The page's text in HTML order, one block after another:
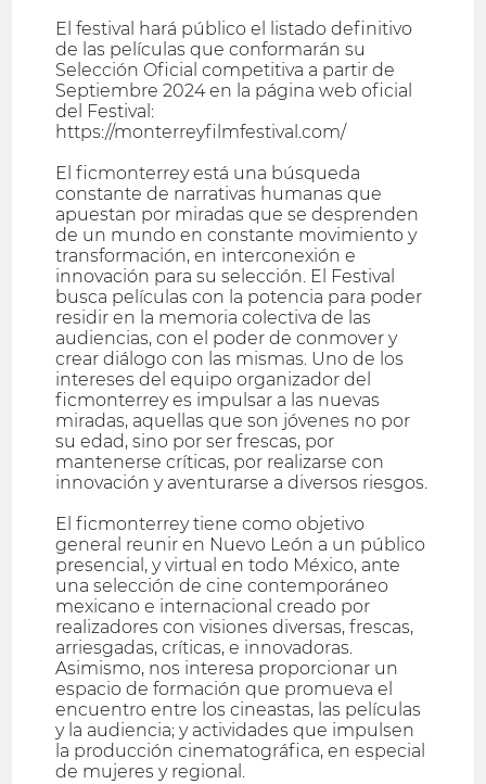
El festival hará público el listado definitivo
de las películas que conformarán su
Selección Oficial competitiva a partir de
Septiembre 2024 en la página web oficial
del Festival:
https://monterreyfilmfestival.com/
El ficmonterrey está una búsqueda
constante de narrativas humanas que
apuestan por miradas que se desprenden
de un mundo en constante movimiento y
transformación, en interconexión e
innovación para su selección. El Festival
busca películas con la potencia para poder
residir en la memoria colectiva de las
audiencias, con el poder de conmover y
crear diálogo con las mismas. Uno de los
intereses del equipo organizador del
ficmonterrey es impulsar a las nuevas
miradas, aquellas que son jóvenes no por
su edad, sino por ser frescas, por
mantenerse críticas, por realizarse con
innovación y aventurarse a diversos riesgos.
El ficmonterrey tiene como objetivo
general reunir en Nuevo León a un público
presencial, y virtual en todo México, ante
una selección de cine contemporáneo
mexicano e internacional creado por
realizadores con visiones diversas, frescas,
arriesgadas, críticas, e innovadoras.
Asimismo, nos interesa proporcionar un
espacio de formación que promueva el
encuentro entre los cineastas, las películas
y la audiencia; y actividades que impulsen
la producción cinematográfica, en especial
de mujeres y regional.